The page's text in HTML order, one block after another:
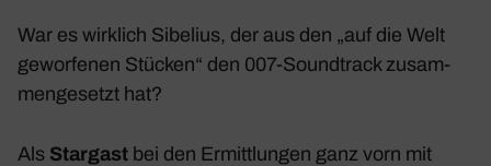
War es wirk­lich Sibe­lius, der aus den „auf die Welt
gewor­fenen Stücken“ den 007-Sound­track zusam­
men­ge­setzt hat?
Als Star­gast bei den Ermitt­lungen ganz vorn mit